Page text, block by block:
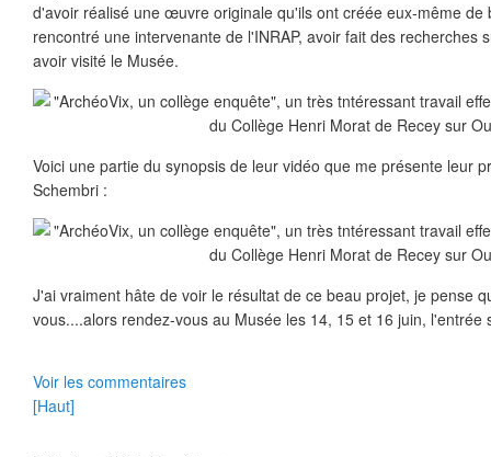
d'avoir réalisé une œuvre originale qu'ils ont créée eux-même de
rencontré une intervenante de l'INRAP, avoir fait des recherches
avoir visité le Musée.
Voici une partie du synopsis de leur vidéo que me présente leur
Schembri :
J'ai vraiment hâte de voir le résultat de ce beau projet, je pense
vous....alors rendez-vous au Musée les 14, 15 et 16 juin, l'entrée
Voir les commentaires
[Haut]